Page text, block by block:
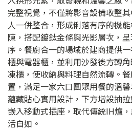
完整視覺，不僅將影音設備收整
人一併整合，形成俐落有序的機
陳，搭配鍍鈦金條與光影層次，
序。餐廚合一的場域於建商提供
櫃與電器櫃，並利用沙發後方轉
凍櫃，使收納與料理自然流轉。
置，滿足一家六口團聚用餐的溫
蘊藏貼心實用設計，下方增設抽
嵌入移動式插座，取代傳統IH爐
活自如。